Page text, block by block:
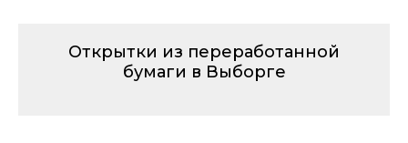
Открытки из переработанной
бумаги в Выборге